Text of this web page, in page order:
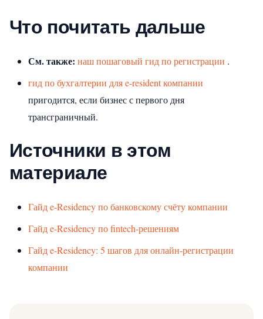
Что почитать дальше
См. также: наш пошаговый гид по регистрации .
гид по бухгалтерии для e-resident компании
пригодится, если бизнес с первого дня
трансграничный.
Источники в этом
материале
Гайд e-Residency по банковскому счёту компании
Гайд e-Residency по fintech-решениям
Гайд e-Residency: 5 шагов для онлайн-регистрации
компании